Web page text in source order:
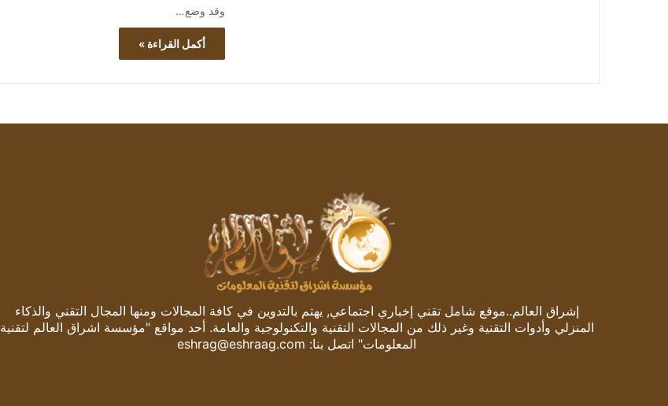
وقد وضع…
أكمل القراءة »
إشراق العالم..موقع شامل تقني إخباري اجتماعي, يهتم بالتدوين في كافة المجالات ومنها المجال التقني والذكاء
المنزلي وأدوات التقنية وغير ذلك من المجالات التقنية والتكنولوجية والعامة. أحد مواقع "مؤسسة اشراق العالم لتقنية
المعلومات" اتصل بنا: eshrag@eshraag.com